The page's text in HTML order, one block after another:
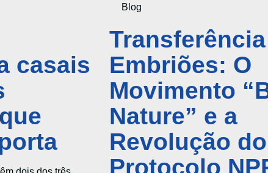
casais
Blog
Embriões: O
Movimento
Nature” e a
Revolução do
Protocolo